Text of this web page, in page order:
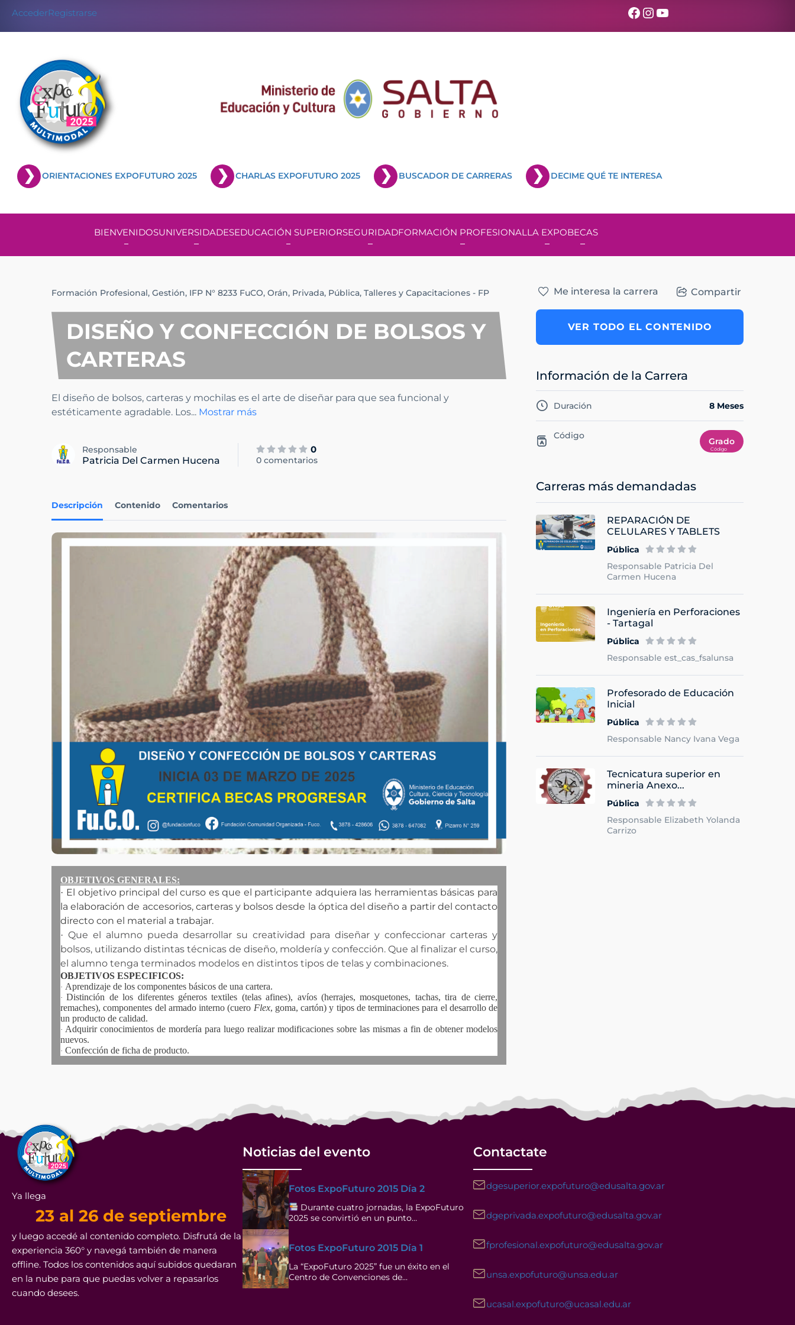
AccederRegistrarse Facebook
Instagram
YouTube
ORIENTACIONES EXPOFUTURO 2025 CHARLAS EXPOFUTURO 2025 BUSCADOR DE CARRERAS DECIME QUÉ TE INTERESA
BIENVENIDOSUNIVERSIDADESEDUCACIÓN SUPERIORSEGURIDADFORMACIÓN PROFESIONALLA EXPOBECAS
Formación Profesional, Gestión, IFP N° 8233 FuCO, Orán, Privada, Pública, Talleres y Capacitaciones - FP
DISEÑO Y CONFECCIÓN DE BOLSOS Y
CARTERAS
El diseño de bolsos, carteras y mochilas es el arte de diseñar para que sea funcional y
estéticamente agradable. Los... Mostrar más
Responsable
Patricia Del Carmen Hucena
0
0 comentarios
Descripción Contenido Comentarios
OBJETIVOS GENERALES:
· El objetivo principal del curso es que el participante adquiera las herramientas básicas para
la elaboración de accesorios, carteras y bolsos desde la óptica del diseño a partir del contacto
directo con el material a trabajar.
· Que el alumno pueda desarrollar su creatividad para diseñar y confeccionar carteras y
bolsos, utilizando distintas técnicas de diseño, moldería y confección. Que al finalizar el curso,
el alumno tenga terminados modelos en distintos tipos de telas y combinaciones.
OBJETIVOS ESPECIFICOS:
· Aprendizaje de los componentes básicos de una cartera.
· Distinción de los diferentes géneros textiles (telas afines), avíos (herrajes, mosquetones, tachas, tira de cierre,
remaches), componentes del armado interno (cuero Flex, goma, cartón) y tipos de terminaciones para el desarrollo de
un producto de calidad.
· Adquirir conocimientos de mordería para luego realizar modificaciones sobre las mismas a fin de obtener modelos
nuevos.
· Confección de ficha de producto.
Me interesa la carrera Compartir
VER TODO EL CONTENIDO
Información de la Carrera
Duración 8 Meses
Código
Grado
Carreras más demandadas
REPARACIÓN DE
CELULARES Y TABLETS
Pública
Responsable Patricia Del
Carmen Hucena
Ingeniería en Perforaciones
- Tartagal
Pública
Responsable est_cas_fsalunsa
Profesorado de Educación
Inicial
Pública
Responsable Nancy Ivana Vega
Tecnicatura superior en
mineria Anexo...
Pública
Responsable Elizabeth Yolanda
Carrizo
Ya llega
23 al 26 de septiembre
y luego accedé al contenido completo. Disfrutá de la
experiencia 360° y navegá también de manera
offline. Todos los contenidos aquí subidos quedaran
en la nube para que puedas volver a repasarlos
cuando desees.
Noticias del evento
Fotos ExpoFuturo 2015 Día 2
Durante cuatro jornadas, la ExpoFuturo
2025 se convirtió en un punto…
Fotos ExpoFuturo 2015 Día 1
La “ExpoFuturo 2025” fue un éxito en el
Centro de Convenciones de…
Contactate
dgesuperior.expofuturo@edusalta.gov.ar
dgeprivada.expofuturo@edusalta.gov.ar
fprofesional.expofuturo@edusalta.gov.ar
unsa.expofuturo@unsa.edu.ar
ucasal.expofuturo@ucasal.edu.ar